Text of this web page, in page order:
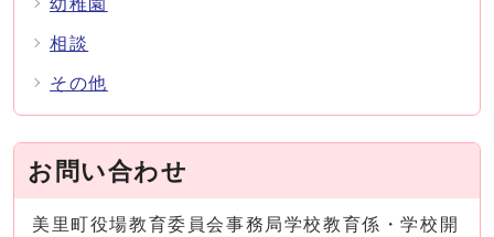
幼稚園
相談
その他
お問い合わせ
美里町役場教育委員会事務局学校教育係・学校開